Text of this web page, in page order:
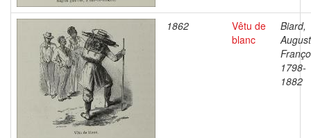
1862
Vêtu de
blanc
Biard,
1798-
1882